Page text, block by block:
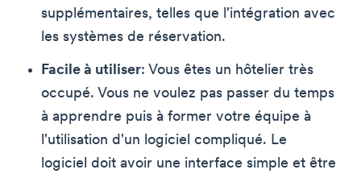
supplémentaires, telles que l'intégration avec
les systèmes de réservation.
Facile à utiliser: Vous êtes un hôtelier très
occupé. Vous ne voulez pas passer du temps
à apprendre puis à former votre équipe à
l'utilisation d'un logiciel compliqué. Le
logiciel doit avoir une interface simple et être